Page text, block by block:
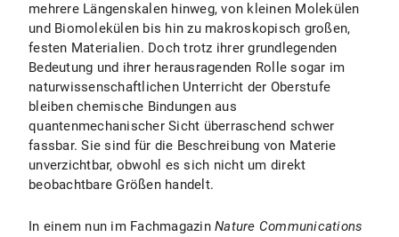
mehrere Längenskalen hinweg, von kleinen Molekülen
und Biomolekülen bis hin zu makroskopisch großen,
festen Materialien. Doch trotz ihrer grundlegenden
Bedeutung und ihrer herausragenden Rolle sogar im
naturwissenschaftlichen Unterricht der Oberstufe
bleiben chemische Bindungen aus
quantenmechanischer Sicht überraschend schwer
fassbar. Sie sind für die Beschreibung von Materie
unverzichtbar, obwohl es sich nicht um direkt
beobachtbare Größen handelt.
In einem nun im Fachmagazin Nature Communications